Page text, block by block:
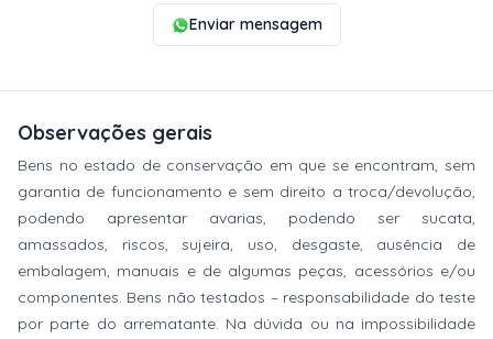
Enviar mensagem
Observações gerais
Bens no estado de conservação em que se encontram, sem
garantia de funcionamento e sem direito a troca/devolução,
podendo apresentar avarias, podendo ser sucata,
amassados, riscos, sujeira, uso, desgaste, ausência de
embalagem, manuais e de algumas peças, acessórios e/ou
componentes. Bens não testados – responsabilidade do teste
por parte do arrematante. Na dúvida ou na impossibilidade